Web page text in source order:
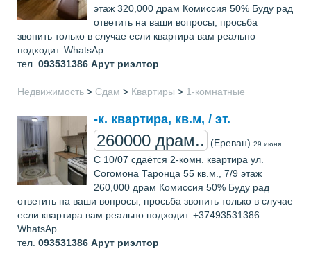
этаж 320,000 драм Комиссия 50% Буду рад
ответить на ваши вопросы, просьба
звонить только в случае если квартира вам реально
подходит. WhatsAp
тел. 093531386 Арут риэлтор
Недвижимость > Сдам > Квартиры > 1-комнатные
-к. квартира, кв.м, / эт.
260000 драм.. (Ереван) 29 июня
С 10/07 сдаётся 2-комн. квартира ул.
Согомона Таронца 55 кв.м., 7/9 этаж
260,000 драм Комиссия 50% Буду рад
ответить на ваши вопросы, просьба звонить только в случае
если квартира вам реально подходит. +37493531386
WhatsAp
тел. 093531386 Арут риэлтор